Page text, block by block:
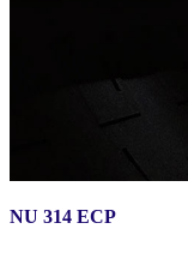
NU 314 ECP